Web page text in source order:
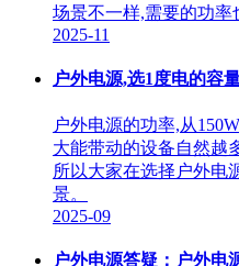
场景不一样,需要的功率
2025-11
户外电源,选1度电的容
户外电源的功率,从
大能带动的设备自然越
所以大家在选择户外电
景。
2025-09
户外电源答疑：户外电